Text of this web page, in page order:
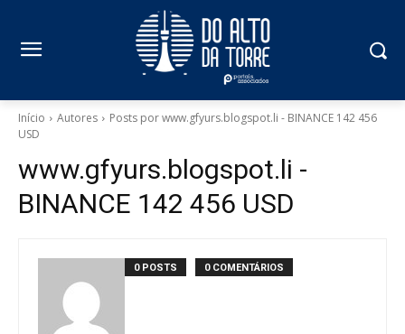
Início Autores
Posts por www.gfyurs.blogspot.li - BINANCE 142 456
USD
www.gfyurs.blogspot.li -
BINANCE 142 456 USD
0 POSTS 0 COMENTÁRIOS